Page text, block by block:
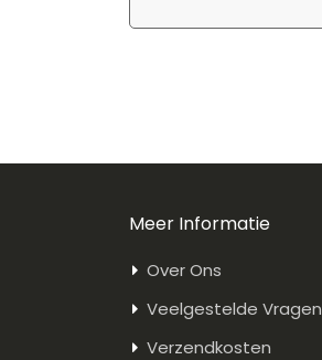
Meer Informatie
Over Ons
Veelgestelde Vragen
Verzendkosten